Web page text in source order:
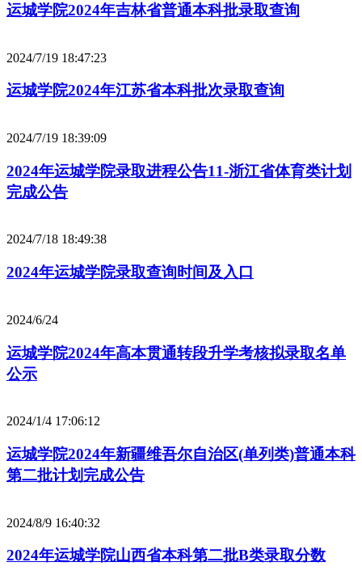
运城学院2024年吉林省普通本科批录取查询
2024/7/19 18:47:23
运城学院2024年江苏省本科批次录取查询
2024/7/19 18:39:09
2024年运城学院录取进程公告11-浙江省体育类计划
完成公告
2024/7/18 18:49:38
2024年运城学院录取查询时间及入口
2024/6/24
运城学院2024年高本贯通转段升学考核拟录取名单
公示
2024/1/4 17:06:12
运城学院2024年新疆维吾尔自治区(单列类)普通本科
第二批计划完成公告
2024/8/9 16:40:32
2024年运城学院山西省本科第二批B类录取分数